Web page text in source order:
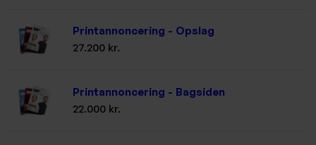
Printannoncering - Opslag
27.200 kr.
Printannoncering - Bagsiden
22.000 kr.